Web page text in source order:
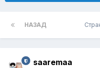
НАЗАД
saaremaa